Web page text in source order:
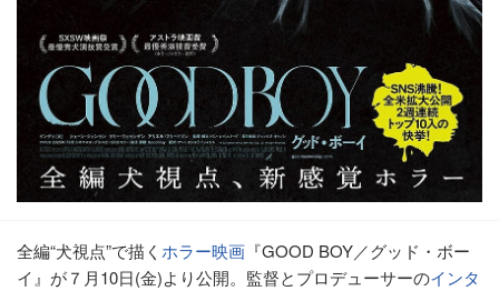
全編“犬視点”で描く ホラー映画 『GOOD BOY／グッド・ボー
イ』が７月10日(金)より公開。監督とプロデューサーのインタ